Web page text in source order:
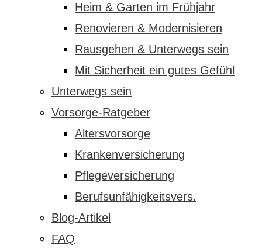
Heim & Garten im Frühjahr
Renovieren & Modernisieren
Rausgehen & Unterwegs sein
Mit Sicherheit ein gutes Gefühl
Unterwegs sein
Vorsorge-Ratgeber
Altersvorsorge
Krankenversicherung
Pflegeversicherung
Berufsunfähigkeitsvers.
Blog-Artikel
FAQ